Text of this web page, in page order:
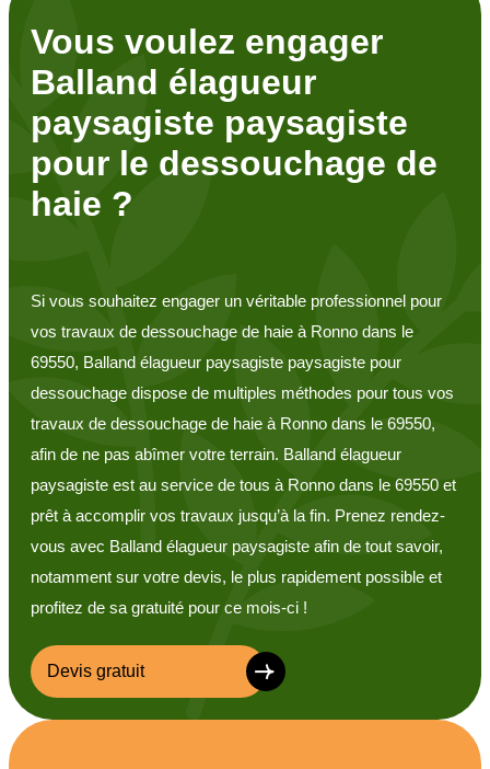
Vous voulez engager
Balland élagueur
paysagiste paysagiste
pour le dessouchage de
haie ?
Si vous souhaitez engager un véritable professionnel pour
vos travaux de dessouchage de haie à Ronno dans le
69550, Balland élagueur paysagiste paysagiste pour
dessouchage dispose de multiples méthodes pour tous vos
travaux de dessouchage de haie à Ronno dans le 69550,
afin de ne pas abîmer votre terrain. Balland élagueur
paysagiste est au service de tous à Ronno dans le 69550 et
prêt à accomplir vos travaux jusqu’à la fin. Prenez rendez-
vous avec Balland élagueur paysagiste afin de tout savoir,
notamment sur votre devis, le plus rapidement possible et
profitez de sa gratuité pour ce mois-ci !
Devis gratuit